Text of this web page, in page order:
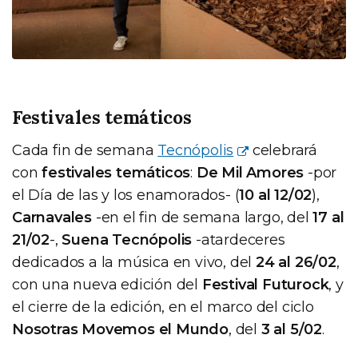
Festivales temáticos
Cada fin de semana Tecnópolis
celebrará
confestivales temáticos: De Mil Amores -por
el Día de las y los enamorados- (10 al 12/02),
Carnavales -en el fin de semana largo, del17 al
21/02-,Suena Tecnópolis -atardeceres
dedicados a la música en vivo, del 24 al 26/02,
con una nueva edición del Festival Futurock, y
el cierre de la edición, en el marco del ciclo
Nosotras Movemos el Mundo, del 3 al 5/02.